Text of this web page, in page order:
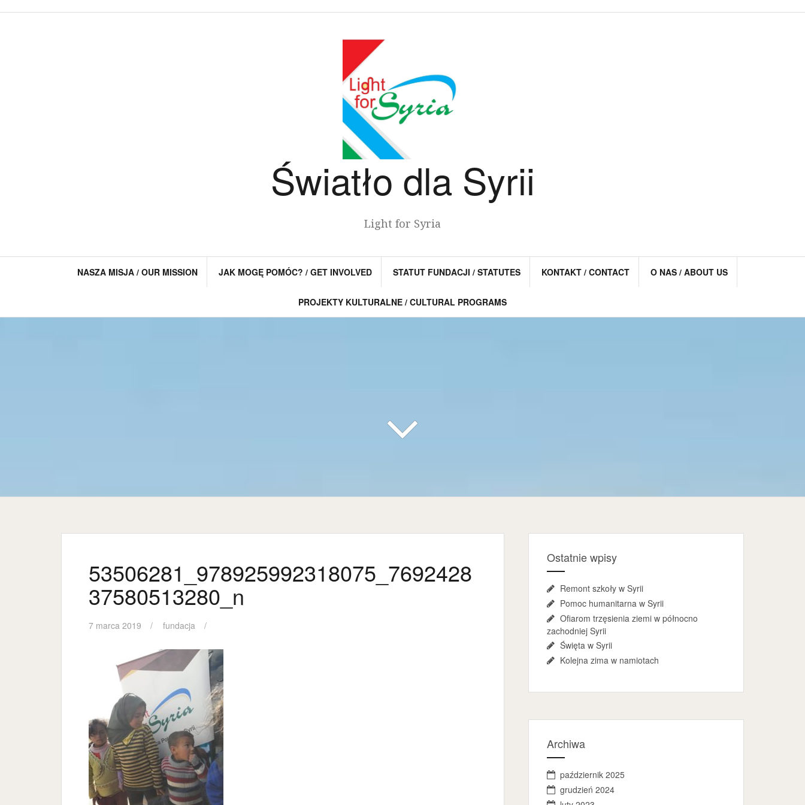
Światło dla Syrii
Light for Syria
NASZA MISJA / OUR MISSION JAK MOGĘ POMÓC? / GET INVOLVED STATUT FUNDACJI / STATUTES KONTAKT / CONTACT O NAS / ABOUT US
PROJEKTY KULTURALNE / CULTURAL PROGRAMS
53506281_978925992318075_7692428
37580513280_n
7 marca 2019 fundacja
Ostatnie wpisy
Remont szkoły w Syrii
Pomoc humanitarna w Syrii
Ofiarom trzęsienia ziemi w północno
zachodniej Syrii
Święta w Syrii
Kolejna zima w namiotach
Archiwa
październik 2025
grudzień 2024